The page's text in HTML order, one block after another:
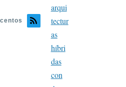
centos
arqui
tectur
as
híbri
das
con